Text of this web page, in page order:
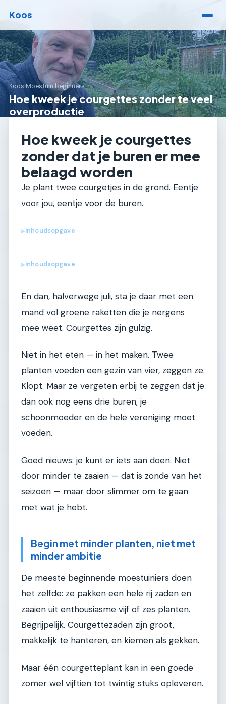
Koos
Koos›Moestuin beginners
Hoe kweek je courgettes zonder te veel
overproductie
Hoe kweek je courgettes
zonder dat je buren er mee
belaagd worden
Je plant twee courgetjes in de grond. Eentje
voor jou, eentje voor de buren.
▶Inhoudsopgave
▶Inhoudsopgave
En dan, halverwege juli, sta je daar met een
mand vol groene raketten die je nergens
mee weet. Courgettes zijn gulzig.
Niet in het eten — in het maken. Twee
planten voeden een gezin van vier, zeggen ze.
Klopt. Maar ze vergeten erbij te zeggen dat je
dan ook nog eens drie buren, je
schoonmoeder en de hele vereniging moet
voeden.
Goed nieuws: je kunt er iets aan doen. Niet
door minder te zaaien — dat is zonde van het
seizoen — maar door slimmer om te gaan
met wat je hebt.
Begin met minder planten, niet met
minder ambitie
De meeste beginnende moestuiniers doen
het zelfde: ze pakken een hele rij zaden en
zaaien uit enthousiasme vijf of zes planten.
Begrijpelijk. Courgettezaden zijn groot,
makkelijk te hanteren, en kiemen als gekken.
Maar één courgetteplant kan in een goede
zomer wel vijftien tot twintig stuks opleveren.